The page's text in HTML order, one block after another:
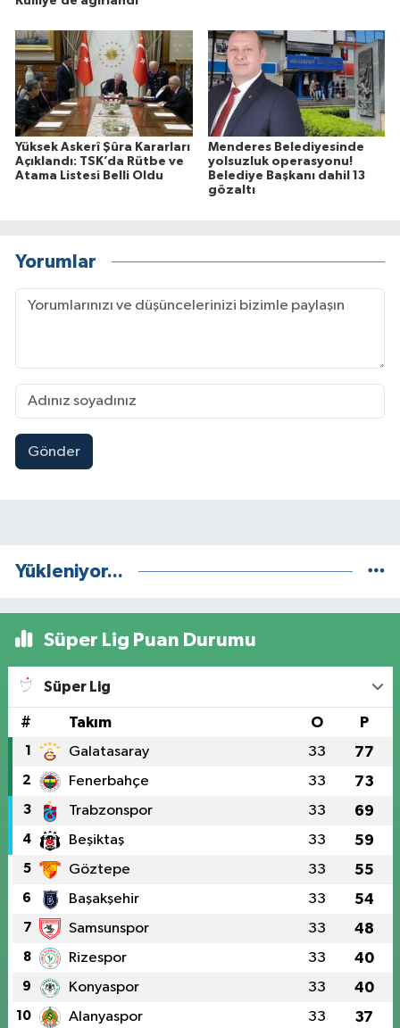
Yüksek Askerî Şûra Kararları
Açıklandı: TSK’da Rütbe ve
Atama Listesi Belli Oldu
Menderes Belediyesinde
yolsuzluk operasyonu!
Belediye Başkanı dahil 13
gözaltı
Yorumlar
Gönder
Yükleniyor...
Süper Lig Puan Durumu
Süper Lig
# Takım O P
1 Galatasaray 33 77
2 Fenerbahçe 33 73
3 Trabzonspor 33 69
4 Beşiktaş 33 59
5 Göztepe 33 55
6 Başakşehir 33 54
7 Samsunspor 33 48
8 Rizespor 33 40
9 Konyaspor 33 40
10 Alanyaspor 33 37